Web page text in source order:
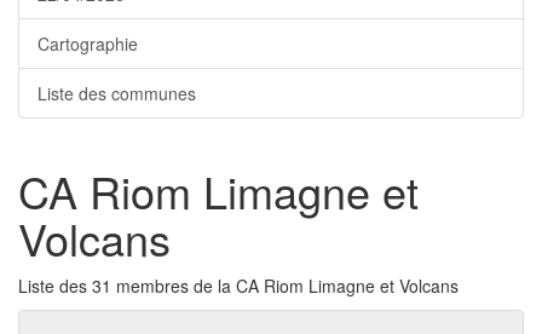
Cartographie
Liste des communes
CA Riom Limagne et
Volcans
Liste des 31 membres de la CA Riom Limagne et Volcans